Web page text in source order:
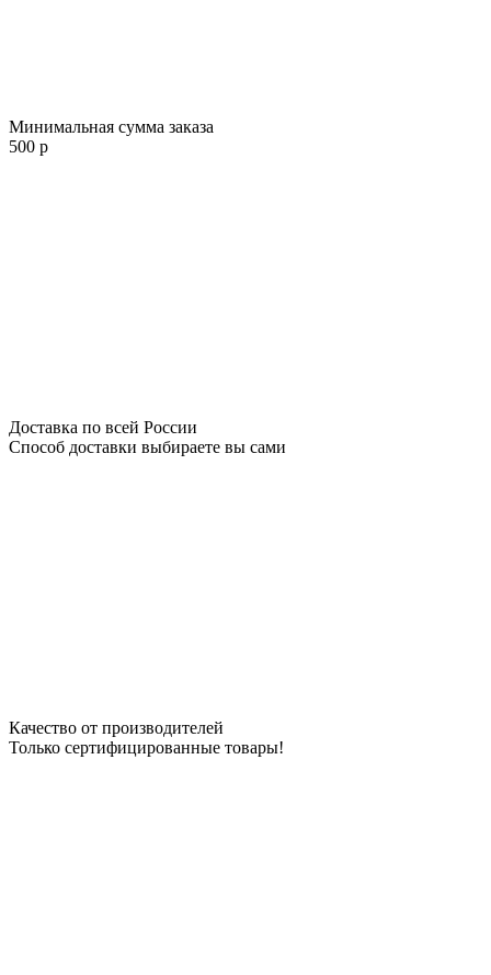
Минимальная сумма заказа
500 р
Доставка по всей России
Способ доставки выбираете вы сами
Качество от производителей
Только сертифицированные товары!